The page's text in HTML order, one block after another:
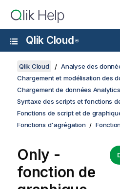
Qlik Cloud ®
Qlik Cloud
Analyse des
Chargement et modélisation des
Chargement de données Analytics
Syntaxe des scripts et fonctions
Fonctions de script et de
Fonctions d'agrégation
Only -
fonction de